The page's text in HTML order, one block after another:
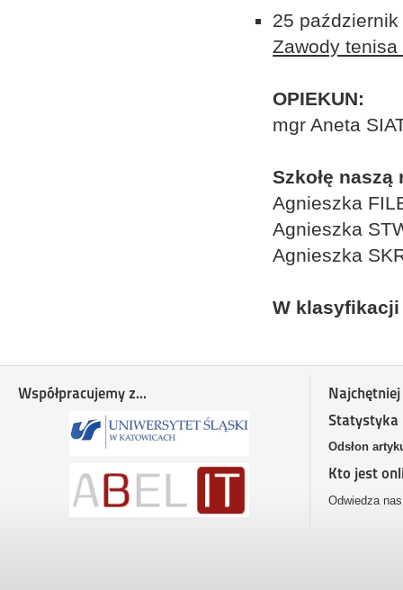
25 październik
Zawody tenisa
OPIEKUN:
mgr Aneta
Szkołę naszą
Agnieszka
Agnieszka
Agnieszka
W klasyfikacji
Współpracujemy z...
Statystyka
Odsłon
Kto jest
Odwiedza